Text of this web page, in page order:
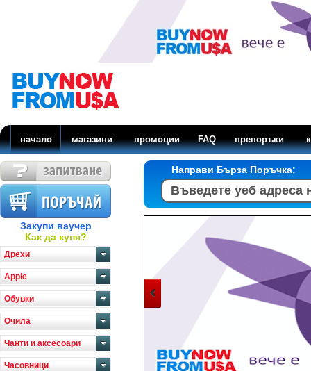
начало магазини промоции FAQ препоръки
Закупи ваучер
Как да купя?
Дрехи
Apple
Обувки
Очила
Чанти и аксесоари
Часовници
Направи Бърза Поръчка: